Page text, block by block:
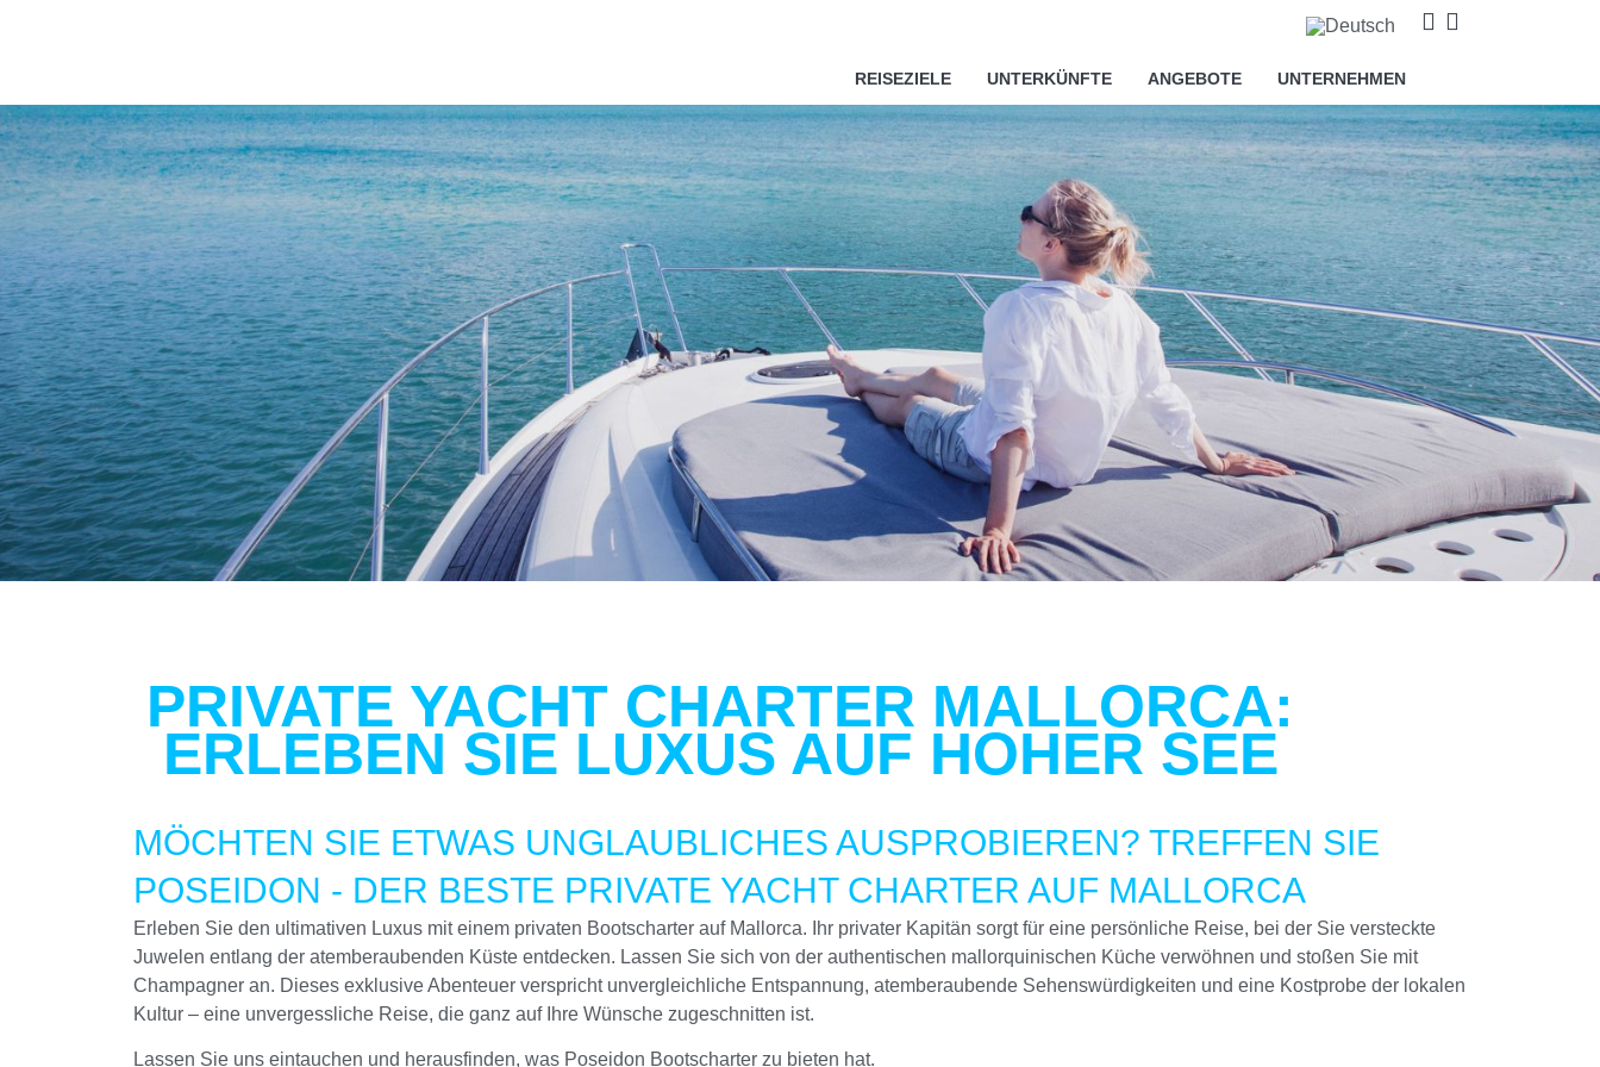
REISEZIELE UNTERKÜNFTE ANGEBOTE UNTERNEHMEN
PRIVATE YACHT CHARTER MALLORCA:
ERLEBEN SIE LUXUS AUF HOHER SEE
MÖCHTEN SIE ETWAS UNGLAUBLICHES AUSPROBIEREN? TREFFEN SIE
POSEIDON - DER BESTE PRIVATE YACHT CHARTER AUF MALLORCA
Erleben Sie den ultimativen Luxus mit einem privaten Bootscharter auf Mallorca. Ihr privater Kapitän sorgt für eine persönliche Reise, bei der Sie versteckte
Juwelen entlang der atemberaubenden Küste entdecken. Lassen Sie sich von der authentischen mallorquinischen Küche verwöhnen und stoßen Sie mit
Champagner an. Dieses exklusive Abenteuer verspricht unvergleichliche Entspannung, atemberaubende Sehenswürdigkeiten und eine Kostprobe der lokalen
Kultur – eine unvergessliche Reise, die ganz auf Ihre Wünsche zugeschnitten ist.
Lassen Sie uns eintauchen und herausfinden, was Poseidon Bootscharter zu bieten hat.
Wir verwenden Cookies, die für das ordnungsgemäße Funktionieren dieser Website unbedingt erforderlich sind, sowie Cookies, die
der Verbesserung und individuellen Gestaltung dieser Website dienen, um statistische Analysen durchzuführen und Ihnen auf Ihre
Interessen abgestimmte Werbung zukommen zu lassen. Sie können alle nicht notwendigen Cookies akzeptieren oder ablehnen,
indem Sie auf die entsprechende Schaltfläche "Alle akzeptieren" oder "Ablehnen" klicken, oder sie nach Ihren Wünschen
konfigurieren, indem Sie auf die Schaltfläche "Einstellen" klicken. Für weitere Informationen besuchen Sie bitte unsere Cookie-
Richtlinie.
Einstellen Ablehnen Alle akzeptieren